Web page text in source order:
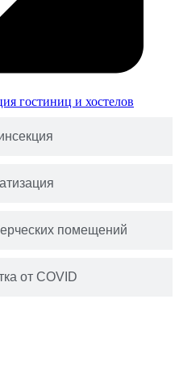
помещений
от COVID
гостиниц и хостелов